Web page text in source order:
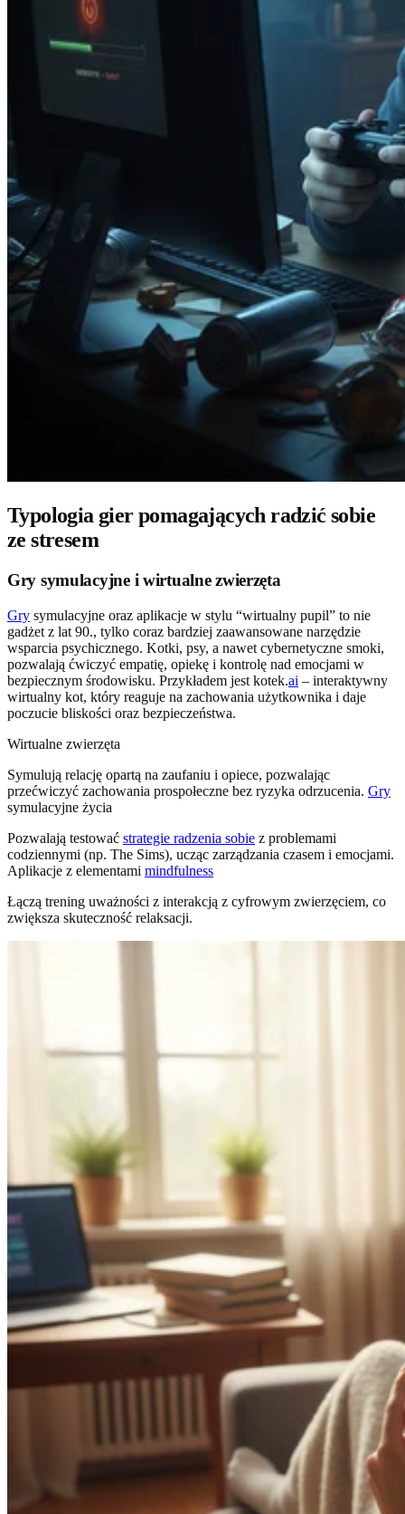
Typologia gier pomagających radzić sobie
ze stresem
Gry symulacyjne i wirtualne zwierzęta
Gry symulacyjne oraz aplikacje w stylu “wirtualny pupil” to nie
gadżet z lat 90., tylko coraz bardziej zaawansowane narzędzie
wsparcia psychicznego. Kotki, psy, a nawet cybernetyczne smoki,
pozwalają ćwiczyć empatię, opiekę i kontrolę nad emocjami w
bezpiecznym środowisku. Przykładem jest kotek.ai – interaktywny
wirtualny kot, który reaguje na zachowania użytkownika i daje
poczucie bliskości oraz bezpieczeństwa.
Wirtualne zwierzęta
Symulują relację opartą na zaufaniu i opiece, pozwalając
przećwiczyć zachowania prospołeczne bez ryzyka odrzucenia. Gry
symulacyjne życia
Pozwalają testować strategie radzenia sobie z problemami
codziennymi (np. The Sims), ucząc zarządzania czasem i emocjami.
Aplikacje z elementami mindfulness
Łączą trening uważności z interakcją z cyfrowym zwierzęciem, co
zwiększa skuteczność relaksacji.